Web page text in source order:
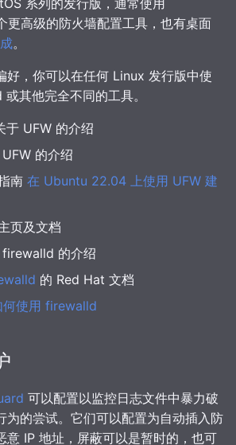
系列的发行版，通常使用
高级的防火墙配置工具，也有桌面
。
好，你可以在任何 Linux 发行版中使
其他完全不同的工具。
于 UFW 的介绍
的介绍
南 在 Ubuntu 22.04 上使用 UFW 建
页及文档
firewalld 的介绍
的 Red Hat 文档
何使用 firewalld
可以配置以监控日志文件中暴力破
为的尝试。它们可以配置为自动插入防
意 IP 地址，屏蔽可以是暂时的，也可